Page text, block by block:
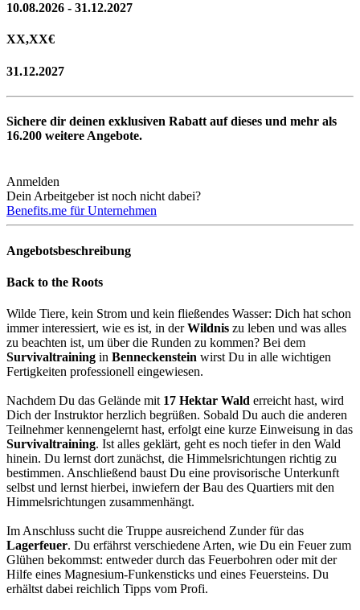
10.08.2026 - 31.12.2027
XX,XX€
31.12.2027
Sichere dir deinen exklusiven Rabatt auf dieses und mehr als
16.200 weitere Angebote.
Anmelden
Dein Arbeitgeber ist noch nicht dabei?
Benefits.me für Unternehmen
Angebotsbeschreibung
Back to the Roots
Wilde Tiere, kein Strom und kein fließendes Wasser: Dich hat schon
immer interessiert, wie es ist, in derWildnis zu leben und was alles
zu beachten ist, um über die Runden zu kommen? Bei dem
Survivaltraining in Benneckenstein wirst Du in alle wichtigen
Fertigkeiten professionell eingewiesen.
Nachdem Du das Gelände mit 17 Hektar Wald erreicht hast, wird
Dich der Instruktor herzlich begrüßen. Sobald Du auch die anderen
Teilnehmer kennengelernt hast, erfolgt eine kurze Einweisung in das
Survivaltraining. Ist alles geklärt, geht es noch tiefer in den Wald
hinein. Du lernst dort zunächst, die Himmelsrichtungen richtig zu
bestimmen. Anschließend baust Du eine provisorische Unterkunft
selbst und lernst hierbei, inwiefern der Bau des Quartiers mit den
Himmelsrichtungen zusammenhängt.
Im Anschluss sucht die Truppe ausreichend Zunder für das
Lagerfeuer. Du erfährst verschiedene Arten, wie Du ein Feuer zum
Glühen bekommst: entweder durch das Feuerbohren oder mit der
Hilfe eines Magnesium-Funkensticks und eines Feuersteins. Du
erhältst dabei reichlich Tipps vom Profi.